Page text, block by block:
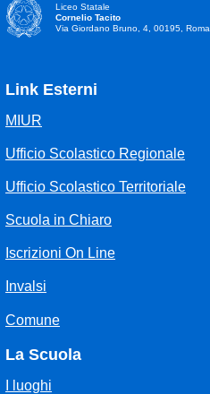
Liceo Statale
Cornelio Tacito
Via Giordano Bruno, 4, 00195, Roma
Link Esterni
MIUR
Ufficio Scolastico Regionale
Ufficio Scolastico Territoriale
Scuola in Chiaro
Iscrizioni On Line
Invalsi
Comune
La Scuola
I luoghi